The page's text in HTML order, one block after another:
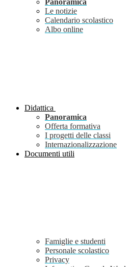
Panoramica
Le notizie
Calendario scolastico
Albo online
Didattica
Panoramica
Offerta formativa
I progetti delle classi
Internazionalizzazione
Documenti utili
Famiglie e studenti
Personale scolastico
Privacy